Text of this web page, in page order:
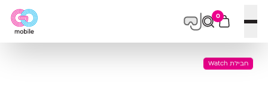
פתח תפריט
0
חבילת Watch